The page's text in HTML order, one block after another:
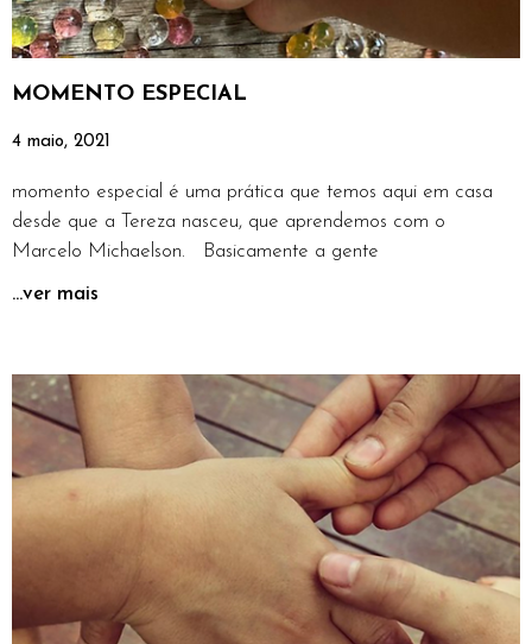
MOMENTO ESPECIAL
4 maio, 2021
momento especial é uma prática que temos aqui em casa
desde que a Tereza nasceu, que aprendemos com o
Marcelo Michaelson. Basicamente a gente
...ver mais